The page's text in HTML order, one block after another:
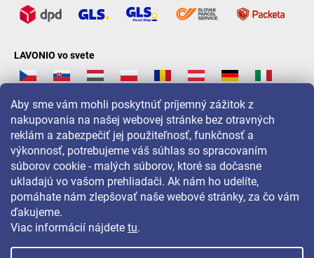
Aby sme vám mohli poskytnúť príjemný zážitok z
nakupovania na našej webovej stránke bez otravných
reklám a zabezpečiť jej použiteľnosť, funkčnosť a
výkonnosť, potrebujeme váš súhlas so spracovaním
súborov cookie - malých súborov, ktoré sa dočasne
ukladajú vo vašom prehliadači. Ak nám ho udelíte,
pomáhate nám zlepšovať naše webové stránky, za čo vám
ďakujeme.
Viac informácií nájdete tu.
LAVONIO vo svete
Pre akcie, súťaže a zľavy nás sledujte na: